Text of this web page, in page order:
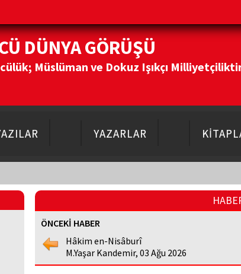
DÜNYA GÖRÜŞÜ
Müslüman ve Dokuz Işıkçı
YAZARLAR
ÖNCEKİ HABER
Hâkim en-Nisâburî
M.Yaşar Kandemir, 03 Ağu 2026